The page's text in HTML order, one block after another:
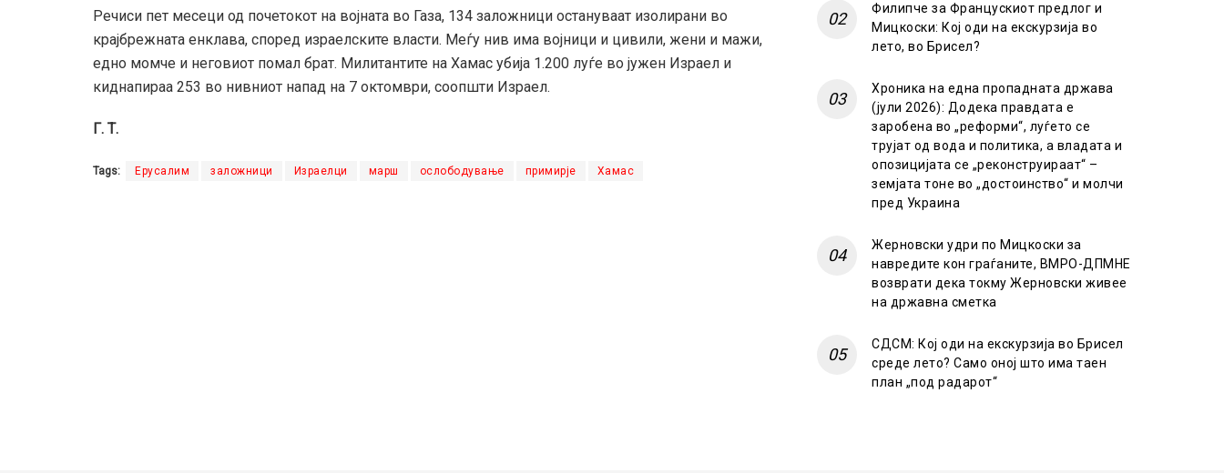
Речиси пет месеци од почетокот на војната во Газа, 134 заложници остануваат изолирани во
крајбрежната енклава, според израелските власти. Меѓу нив има војници и цивили, жени и мажи,
едно момче и неговиот помал брат. Милитантите на Хамас убија 1.200 луѓе во јужен Израел и
киднапираа 253 во нивниот напад на 7 октомври, соопшти Израел.
Г. Т.
Tags: Ерусалим заложници Израелци марш ослободување примирје Хамас
Филипче за Францускиот предлог и
Мицкоски: Кој оди на екскурзија во
лето, во Брисел?
Хроника на една пропадната држава
(јули 2026): Додека правдата е
заробена во „реформи“, луѓето се
трујат од вода и политика, а владата и
опозицијата се „реконструираат“ –
земјата тоне во „достоинство“ и молчи
пред Украина
Жерновски удри по Мицкоски за
навредите кон граѓаните, ВМРО-ДПМНЕ
возврати дека токму Жерновски живее
на државна сметка
СДСМ: Кој оди на екскурзија во Брисел
среде лето? Само оној што има таен
план „под радарот“